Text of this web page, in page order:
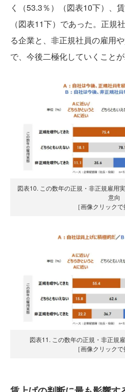
く（53.3％）（図表10下）、
（図表11下）であった。正規
る企業と、非正規社員の雇用
で、今後二極化していくことが
図表10. この数年の正規・非正規雇用
意向
［画像クリックで
図表11. この数年の正規・非正規
［画像クリックで